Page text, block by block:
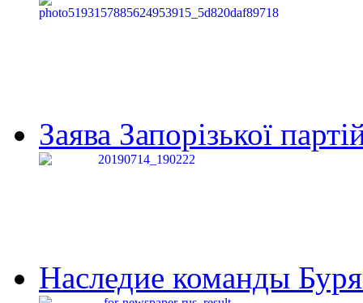
Заява Запорізької
Наследие команды